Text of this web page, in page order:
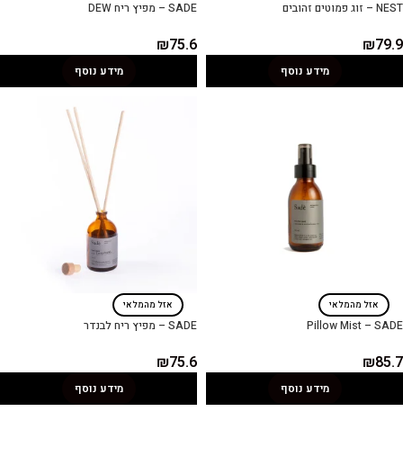
NEST – זוג פמוטים זהובים
₪79.9
מידע נוסף
SADE – מפיץ ריח DEW
₪75.6
מידע נוסף
אזל מהמלאי
Pillow Mist – SADE
₪85.7
מידע נוסף
אזל מהמלאי
SADE – מפיץ ריח לבנדר
₪75.6
מידע נוסף